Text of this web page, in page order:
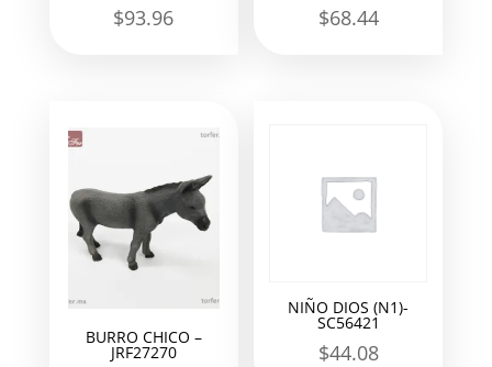
$93.96 $68.44
BURRO CHICO –
JRF27270
NIÑO DIOS (N1)-
SC56421
$44.08